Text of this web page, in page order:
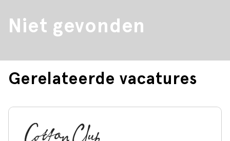
Niet gevonden
Gerelateerde vacatures